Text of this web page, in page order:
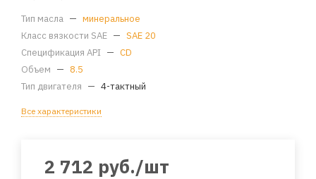
Тип масла — минеральное
Класс вязкости SAE — SAE 20
Спецификация API — CD
Объем — 8.5
Тип двигателя — 4-тактный
Все характеристики
2 712 руб./шт